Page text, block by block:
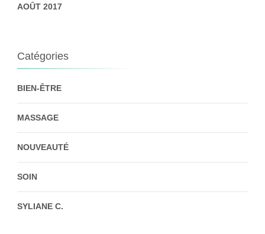
AOÛT 2017
Catégories
BIEN-ÊTRE
MASSAGE
NOUVEAUTÉ
SOIN
SYLIANE C.